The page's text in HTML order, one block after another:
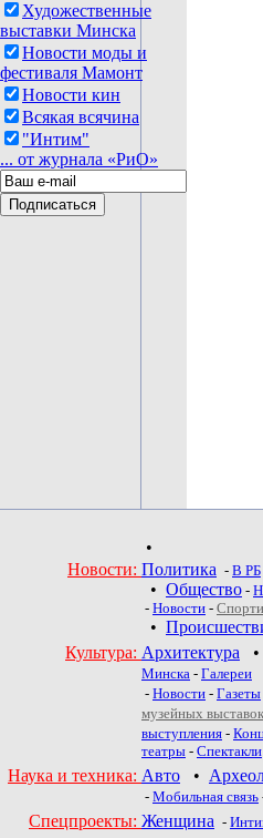
Художественные
выставки Минска
Новости моды и
фестиваля Мамонт
Новости кин
Всякая всячина
"Интим"
... от журнала «РиО»
•
Новости: Политика - В РБ
• Общество -
- Новости -
•
Культура: Архитектура •
Минска - Галереи
- Новости - Газеты
музейных выставок
выступления -
театры - Спектакли
Наука и техника: Авто •
- Мобильная связь
Спецпроекты: Женщина -